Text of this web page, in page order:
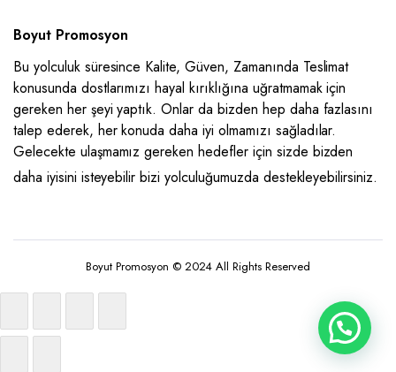
Boyut Promosyon
Bu yolculuk süresince Kalite, Güven, Zamanında Teslimat
konusunda dostlarımızı hayal kırıklığına uğratmamak için
gereken her şeyi yaptık. Onlar da bizden hep daha fazlasını
talep ederek, her konuda daha iyi olmamızı sağladılar.
Gelecekte ulaşmamız gereken hedefler için sizde bizden
daha iyisini isteyebilir bizi yolculuğumuzda destekleyebilirsiniz.
Boyut Promosyon © 2024 All Rights Reserved